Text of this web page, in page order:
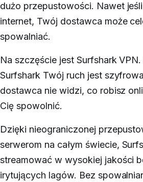
dużo przepustowości. Nawet
internet, Twój dostawca może
spowalniać.
Na szczęście jest Surfshark
Surfshark Twój ruch jest
dostawca nie widzi, co robisz
Cię spowolnić.
Dzięki nieograniczonej
serwerom na całym świecie,
streamować w wysokiej jakości
irytujących lagów. Bez